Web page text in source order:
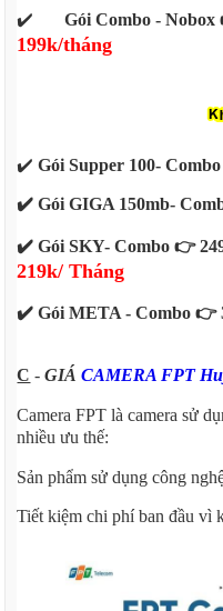
✔️Gói Combo - Nobox
199k/tháng
✔️Gói Supper 100-
✔️ Gói GIGA 150mb-
✔️ Gói SKY- Combo 👉
219k/ Tháng
✔️ Gói META - Combo 👉
C -GIÁCAMERA FPT
Camera FPT là camera sử
nhiều ưu thế:
Sản phẩm sử dụng công
Tiết kiệm chi phí ban đầu vì